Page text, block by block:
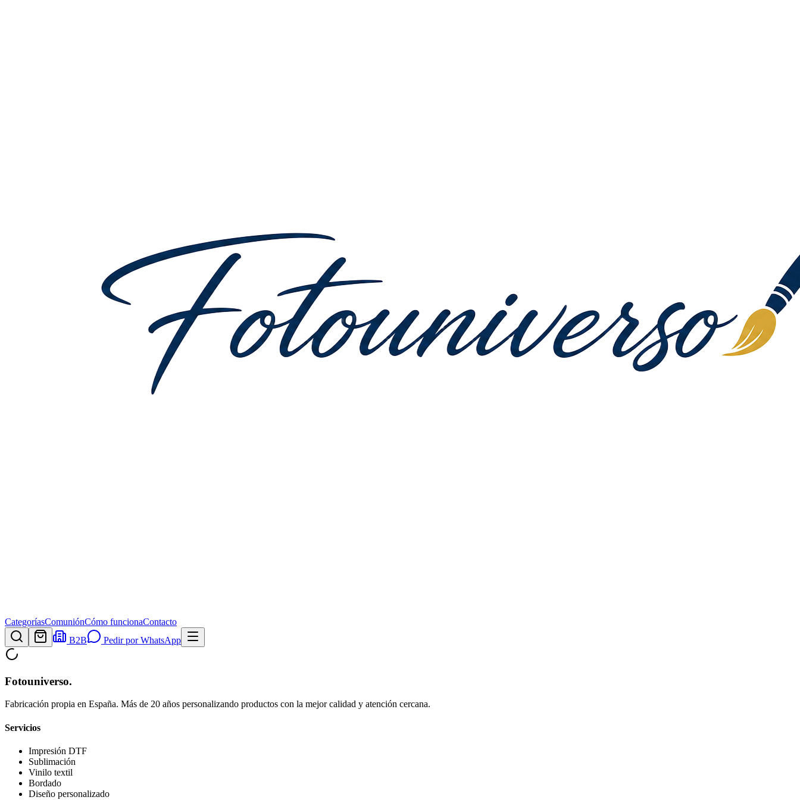
CategoríasComuniónCómo funcionaContacto
B2B
Pedir por WhatsApp
Fotouniverso.
Fabricación propia en España. Más de 20 años personalizando productos con la mejor calidad y atención cercana.
Servicios
Impresión DTF
Sublimación
Vinilo textil
Bordado
Diseño personalizado